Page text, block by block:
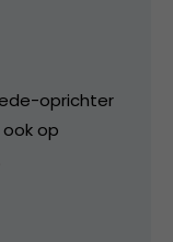
oprichter
op